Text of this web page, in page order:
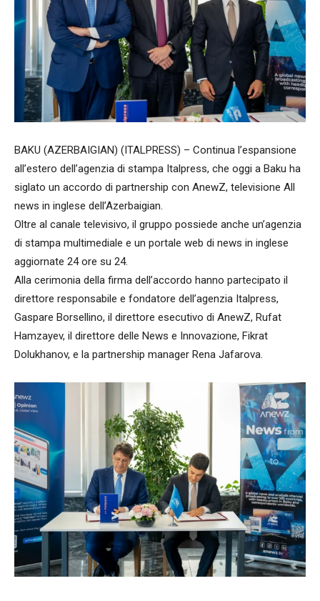
BAKU (AZERBAIGIAN) (ITALPRESS) – Continua l’espansione
all’estero dell’agenzia di stampa Italpress, che oggi a Baku ha
siglato un accordo di partnership con AnewZ, televisione All
news in inglese dell’Azerbaigian.
Oltre al canale televisivo, il gruppo possiede anche un’agenzia
di stampa multimediale e un portale web di news in inglese
aggiornate 24 ore su 24.
Alla cerimonia della firma dell’accordo hanno partecipato il
direttore responsabile e fondatore dell’agenzia Italpress,
Gaspare Borsellino, il direttore esecutivo di AnewZ, Rufat
Hamzayev, il direttore delle News e Innovazione, Fikrat
Dolukhanov, e la partnership manager Rena Jafarova.